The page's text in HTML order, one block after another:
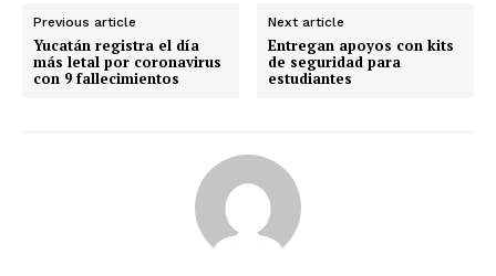
Previous article
Yucatán registra el día
más letal por coronavirus
con 9 fallecimientos
Next article
Entregan apoyos con kits
de seguridad para
estudiantes